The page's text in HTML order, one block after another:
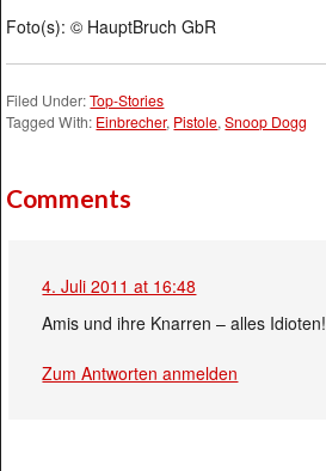
Foto(s): © HauptBruch GbR
Filed Under:Top-Stories
Tagged With: Einbrecher, Pistole,Snoop Dogg
Comments
4. Juli 2011 at 16:48
Amis und ihre Knarren – alles Idioten!
Zum Antworten anmelden